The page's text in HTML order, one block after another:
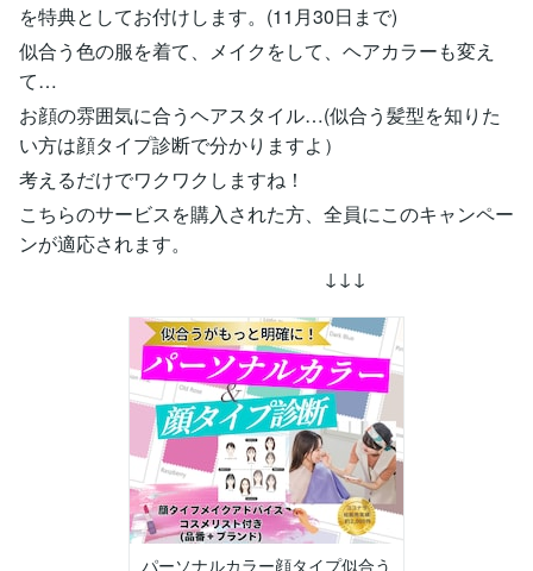
を特典としてお付けします。(11月30日まで)
似合う色の服を着て、メイクをして、ヘアカラーも変え
て…
お顔の雰囲気に合うヘアスタイル…(似合う髪型を知りた
い方は顔タイプ診断で分かりますよ）
考えるだけでワクワクしますね！
こちらのサービスを購入された方、全員にこのキャンペー
ンが適応されます。
↓↓↓
パーソナルカラー顔タイプ似合う